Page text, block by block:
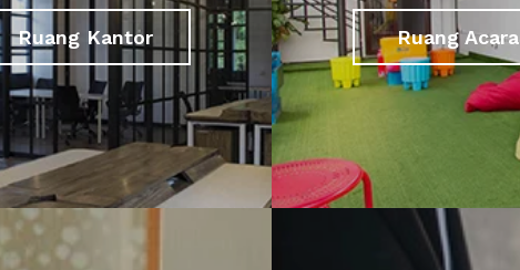
Ruang Kantor Ruang Acara